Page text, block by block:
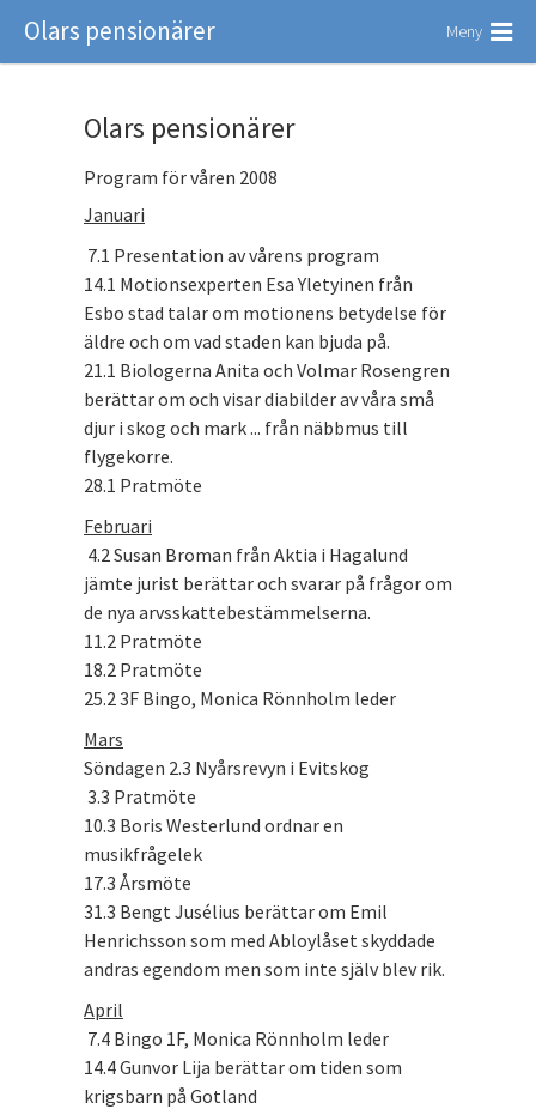
Olars pensionärer Meny
Olars pensionärer
Program för våren 2008
Januari
7.1 Presentation av vårens program
14.1 Motionsexperten Esa Yletyinen från
Esbo stad talar om motionens betydelse för
äldre och om vad staden kan bjuda på.
21.1 Biologerna Anita och Volmar Rosengren
berättar om och visar diabilder av våra små
djur i skog och mark ... från näbbmus till
flygekorre.
28.1 Pratmöte
Februari
4.2 Susan Broman från Aktia i Hagalund
jämte jurist berättar och svarar på frågor om
de nya arvsskattebestämmelserna.
11.2 Pratmöte
18.2 Pratmöte
25.2 3F Bingo, Monica Rönnholm leder
Mars
Söndagen 2.3 Nyårsrevyn i Evitskog
3.3 Pratmöte
10.3 Boris Westerlund ordnar en
musikfrågelek
17.3 Årsmöte
31.3 Bengt Jusélius berättar om Emil
Henrichsson som med Abloylåset skyddade
andras egendom men som inte själv blev rik.
April
7.4 Bingo 1F, Monica Rönnholm leder
14.4 Gunvor Lija berättar om tiden som
krigsbarn på Gotland